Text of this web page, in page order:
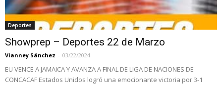
Deportes
Showprep – Deportes 22 de Marzo
Vianney Sánchez - 03/22/2024
EU VENCE A JAMAICA Y AVANZA A FINAL DE LIGA DE NACIONES DE
CONCACAF Estados Unidos logró una emocionante victoria por 3-1